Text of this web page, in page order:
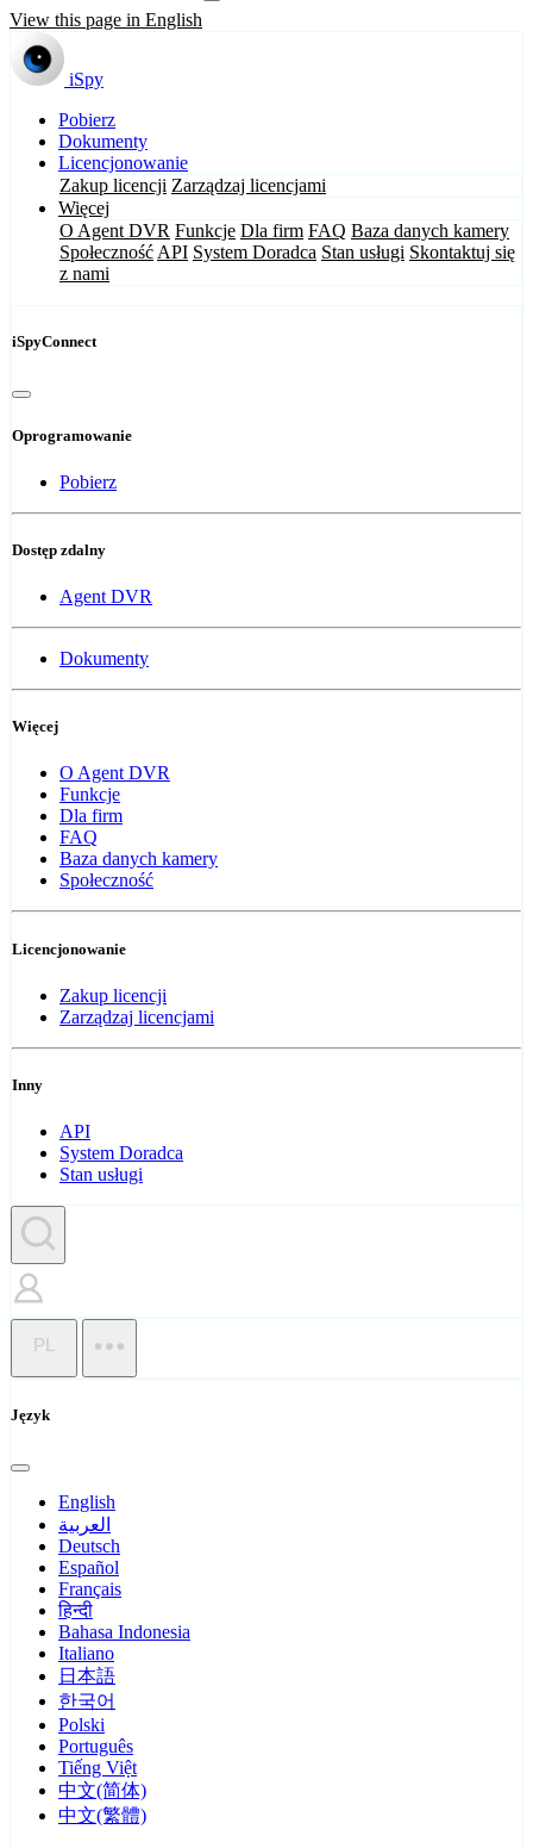
View this page in English
iSpy
Pobierz
Dokumenty
Licencjonowanie
Zakup licencji Zarządzaj licencjami
Więcej
O Agent DVR Funkcje Dla firm FAQ Baza danych kamery
Społeczność API System Doradca Stan usługi Skontaktuj się
z nami
iSpyConnect
Oprogramowanie
Pobierz
Dostęp zdalny
Agent DVR
Dokumenty
Więcej
O Agent DVR
Funkcje
Dla firm
FAQ
Baza danych kamery
Społeczność
Licencjonowanie
Zakup licencji
Zarządzaj licencjami
Inny
API
System Doradca
Stan usługi
PL
Język
English
العربية
Deutsch
Español
Français
हिन्दी
Bahasa Indonesia
Italiano
日本語
한국어
Polski
Português
Tiếng Việt
中文(简体)
中文(繁體)